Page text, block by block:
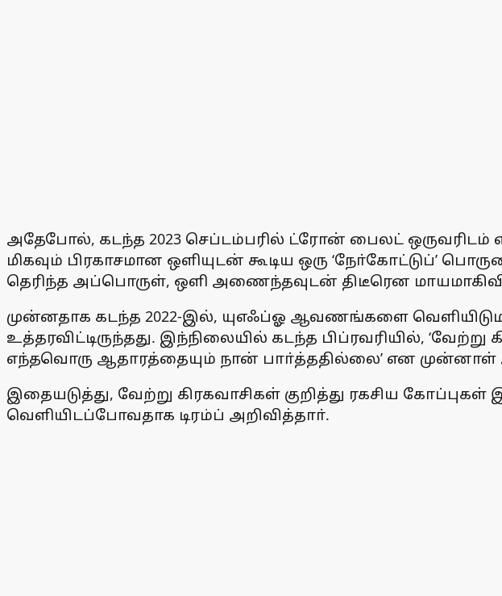
அதேபோல், கடந்த 2023 செப்டம்பரில் ட்ரோன் பைலட் ஒருவரிடம்
மிகவும் பிரகாசமான ஒளியுடன் கூடிய ஒரு ‘நோ்கோட்டுப்’
தெரிந்த அப்பொருள், ஒளி அணைந்தவுடன் திடீரென
முன்னதாக கடந்த 2022-இல், யுஎஃப்ஓ ஆவணங்களை
உத்தரவிட்டிருந்தது. இந்நிலையில் கடந்த பிப்ரவரியில்,
எந்தவொரு ஆதாரத்தையும் நான் பாா்த்ததில்லை’ என முன்னாள்
இதையடுத்து, வேற்று கிரகவாசிகள் குறித்து ரகசிய
வெளியிடப்போவதாக டிரம்ப் அறிவித்தாா்.